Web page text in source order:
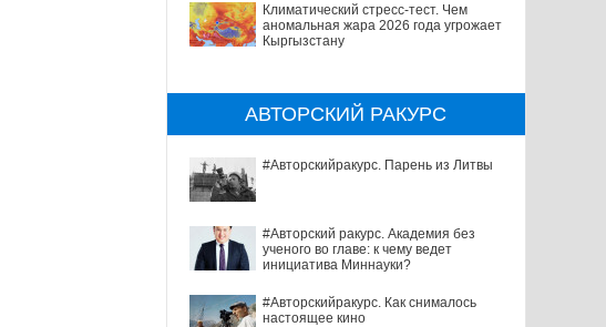
Климатический стресс-тест. Чем
аномальная жара 2026 года угрожает
Кыргызстану
АВТОРСКИЙ РАКУРС
#Авторскийракурс. Парень из Литвы
#Авторский ракурс. Академия без
ученого во главе: к чему ведет
инициатива Миннауки?
#Авторскийракурс. Как снималось
настоящее кино